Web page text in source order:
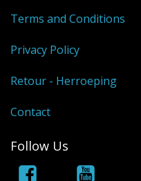
Terms and Conditions
Privacy Policy
Retour - Herroeping
Contact
Follow Us